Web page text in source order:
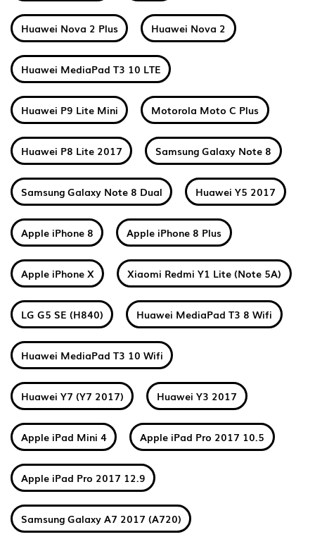
Huawei Nova 2 Plus Huawei Nova 2
Huawei MediaPad T3 10 LTE
Huawei P9 Lite Mini Motorola Moto C Plus
Huawei P8 Lite 2017 Samsung Galaxy Note 8
Samsung Galaxy Note 8 Dual Huawei Y5 2017
Apple iPhone 8 Apple iPhone 8 Plus
Apple iPhone X Xiaomi Redmi Y1 Lite (Note 5A)
LG G5 SE (H840) Huawei MediaPad T3 8 Wifi
Huawei MediaPad T3 10 Wifi
Huawei Y7 (Y7 2017) Huawei Y3 2017
Apple iPad Mini 4 Apple iPad Pro 2017 10.5
Apple iPad Pro 2017 12.9
Samsung Galaxy A7 2017 (A720)